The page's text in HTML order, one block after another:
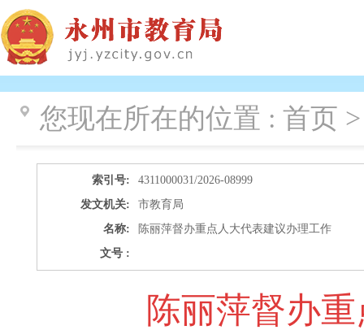
您现在所在的位置 : 首页
索引号:
4311000031/2026-08999
发文机关:
市教育局
名称:
陈丽萍督办重点人大代表建议办理工作
文号 :
陈丽萍督办